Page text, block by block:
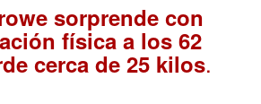
sorprende con
física a los 62
cerca de 25 kilos.